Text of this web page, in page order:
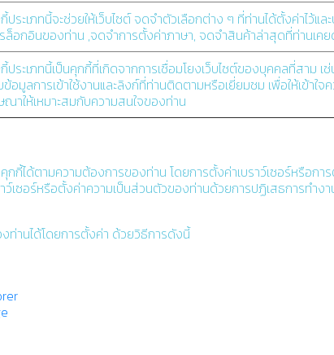
ประเภทนี้จะช่วยให้เว็บไซต์ จดจำตัวเลือกต่าง ๆ ที่ท่านได้ตั้งค่าไว้
ล็อกอินของท่าน ,จดจำการตั้งค่าภาษา, จดจำสินค้าล่าสุดที่ท่านเคย
ประเภทนี้เป็นคุกกี้ที่เกิดจากการเชื่อมโยงเว็บไซต์ของบุคคลที่สาม
ข้อมูลการเข้าใช้งานและลิงก์ที่ท่านติดตามหรือเยี่ยมชม เพื่อให้เข้า
ณาให้เหมาะสมกับความสนใจของท่าน
กี้ได้ตามความต้องการของท่าน โดยการตั้งค่าเบราว์เซอร์หรือก
ว์เซอร์หรือตั้งค่าความเป็นส่วนตัวของท่านด้วยการปฏิเสธการท
ท่านได้โดยการตั้งค่า ด้วยวิธีการดังนี้